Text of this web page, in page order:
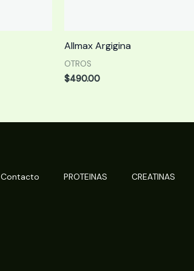
Allmax Argigina
OTROS
$490.00
Contacto PROTEINAS CREATINAS